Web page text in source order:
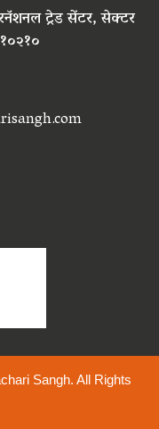
ट्रेड सेंटर, सेक्टर
Sangh. All Rights